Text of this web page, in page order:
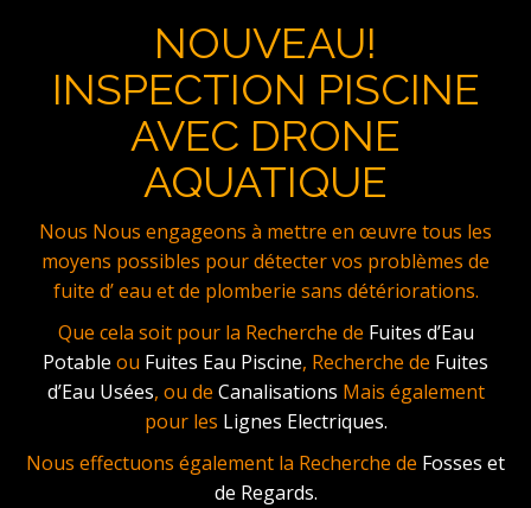
NOUVEAU!
INSPECTION PISCINE
AVEC DRONE
AQUATIQUE
Nous Nous engageons à mettre en œuvre tous les
moyens possibles pour détecter vos problèmes de
fuite d’ eau et de plomberie sans détériorations.
Que cela soit pour la Recherche de Fuites d’Eau
Potable ou Fuites Eau Piscine, Recherche de Fuites
d’Eau Usées, ou de Canalisations Mais également
pour les Lignes Electriques.
Nous effectuons également la Recherche de Fosses et
de Regards.